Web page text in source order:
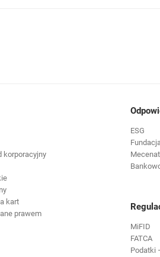
korporacyjny
kart
prawem
ESG
MiFID
FATCA
Podatki